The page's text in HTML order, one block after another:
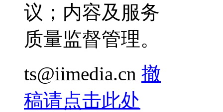
议；内容及服务
质量监督管理。
ts@iimedia.cn 撤
稿请点击此处